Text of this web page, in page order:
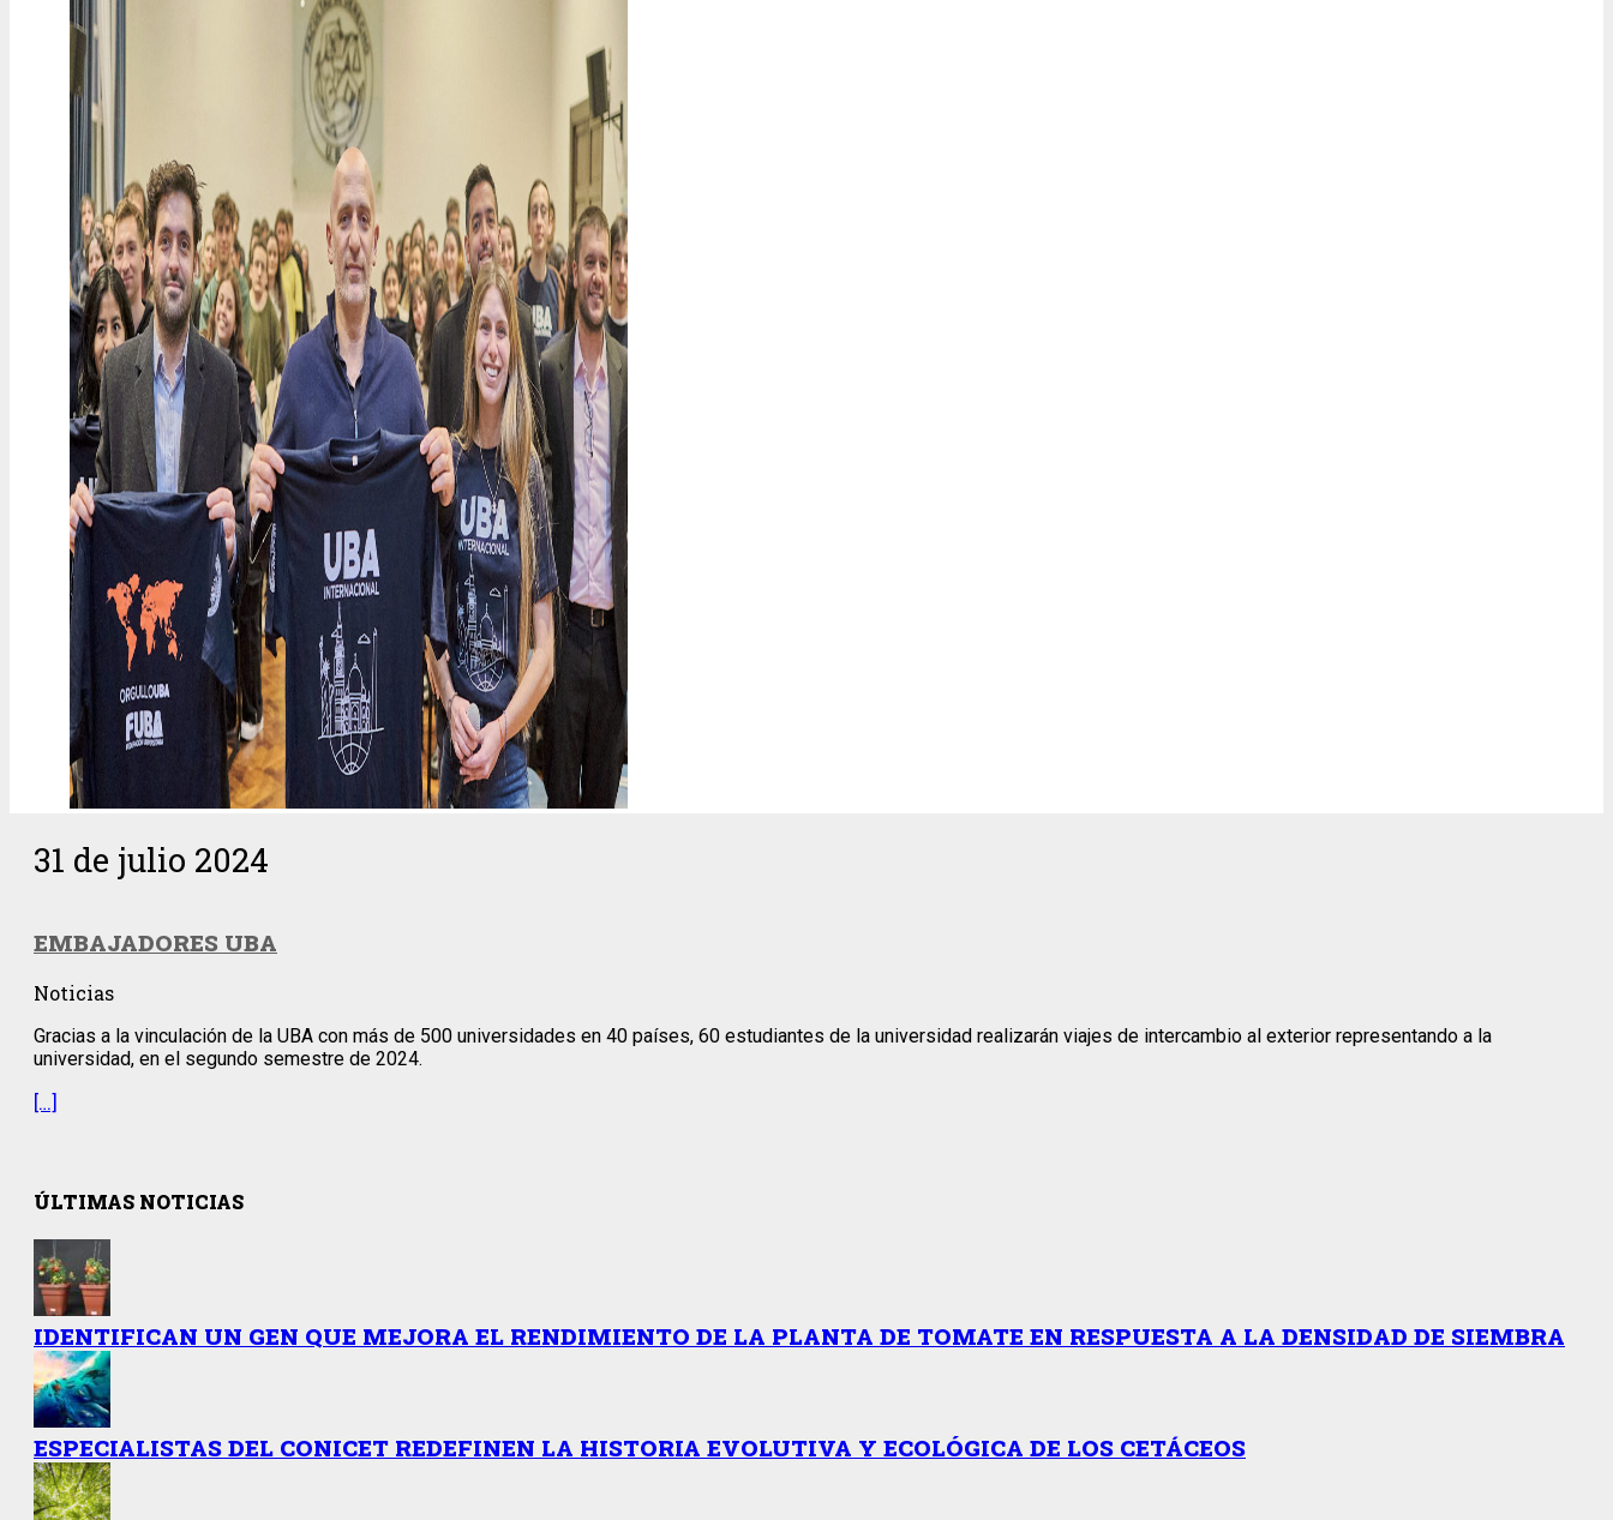
31 de julio 2024
EMBAJADORES UBA
Noticias
Gracias a la vinculación de la UBA con más de 500 universidades en 40 países, 60 estudiantes de la universidad realizarán viajes de intercambio al exterior representando a la
universidad, en el segundo semestre de 2024.
[…]
ÚLTIMAS NOTICIAS
IDENTIFICAN UN GEN QUE MEJORA EL RENDIMIENTO DE LA PLANTA DE TOMATE EN RESPUESTA A LA DENSIDAD DE SIEMBRA
ESPECIALISTAS DEL CONICET REDEFINEN LA HISTORIA EVOLUTIVA Y ECOLÓGICA DE LOS CETÁCEOS